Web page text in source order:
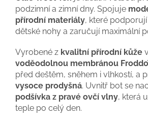
podzimní a zimní dny. Spojuje
přírodní materiály, které
dětské nohy a zaručují maximální
Vyrobené z kvalitní přírodní kůže
voděodolnou membránou
před deštěm, sněhem i vlhkostí, a
vysoce prodyšná. Uvnitř bot se
podšívka z pravé ovčí vlny, která
teple po celý den.